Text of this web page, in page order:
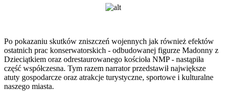
Po pokazaniu skutków zniszczeń wojennych jak również efektów
ostatnich prac konserwatorskich - odbudowanej figurze Madonny z
Dzieciątkiem oraz odrestaurowanego kościoła NMP - nastąpiła
część współczesna. Tym razem narrator przedstawił największe
atuty gospodarcze oraz atrakcje turystyczne, sportowe i kulturalne
naszego miasta.